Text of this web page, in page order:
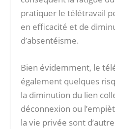
pratiquer le télétravail
en efficacité et de
d’absentéisme.
Bien évidemment, le
également quelques
la diminution du lien
déconnexion ou
la vie privée sont